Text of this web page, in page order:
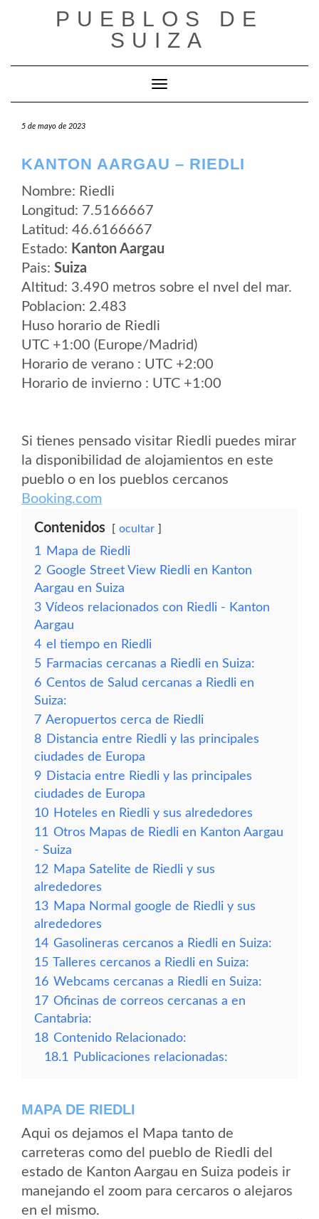
PUEBLOS DE
SUIZA
Cambiar modo de navegación
5 de mayo de 2023
KANTON AARGAU – RIEDLI
Nombre: Riedli
Longitud: 7.5166667
Latitud: 46.6166667
Estado: Kanton Aargau
Pais: Suiza
Altitud: 3.490 metros sobre el nvel del mar.
Poblacion: 2.483
Huso horario de Riedli
UTC +1:00 (Europe/Madrid)
Horario de verano : UTC +2:00
Horario de invierno : UTC +1:00
Si tienes pensado visitar Riedli puedes mirar
la disponibilidad de alojamientos en este
pueblo o en los pueblos cercanos
Booking.com
Contenidos ocultar
1
Mapa de Riedli
2 Google Street View Riedli en Kanton
Aargau en Suiza
3 Vídeos relacionados con Riedli - Kanton
Aargau
4 el tiempo en Riedli
5 Farmacias cercanas a Riedli en Suiza:
6 Centos de Salud cercanas a Riedli en
Suiza:
7 Aeropuertos cerca de Riedli
8 Distancia entre Riedli y las principales
ciudades de Europa
9 Distacia entre Riedli y las principales
ciudades de Europa
10 Hoteles en Riedli y sus alrededores
11 Otros Mapas de Riedli en Kanton Aargau
- Suiza
12 Mapa Satelite de Riedli y sus
alrededores
13 Mapa Normal google de Riedli y sus
alrededores
14 Gasolineras cercanos a Riedli en Suiza:
15 Talleres cercanos a Riedli en Suiza:
16 Webcams cercanas a Riedli en Suiza:
17 Oficinas de correos cercanas a en
Cantabria:
18 Contenido Relacionado:
18.1
Publicaciones relacionadas:
MAPA DE RIEDLI
Aqui os dejamos el Mapa tanto de
carreteras como del pueblo de Riedli del
estado de Kanton Aargau en Suiza podeis ir
manejando el zoom para cercaros o alejaros
en el mismo.